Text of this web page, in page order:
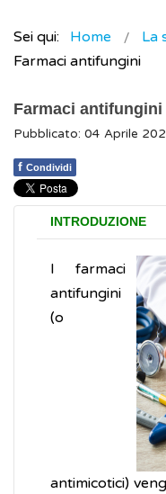
Sei qui: Home La
Farmaci antifungini
Farmaci antifungini
Pubblicato: 04 Aprile
f Condividi
INTRODUZIONE
I farmaci
antifungini
(o
antimicotici)